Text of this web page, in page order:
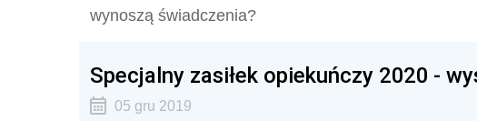
wynoszą świadczenia?
Specjalny zasiłek opiekuńczy 2020 -
05 gru 2019